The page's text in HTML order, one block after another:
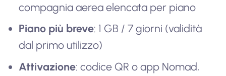
compagnia aerea elencata per piano
Piano più breve: 1 GB / 7 giorni (validità
dal primo utilizzo)
Attivazione: codice QR o app Nomad,